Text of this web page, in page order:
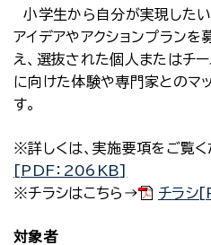
小学生から自分が実現したい
アイデアやアクションプランを
え、選抜された個人またはチ
に向けた体験や専門家とのマ
す。
※詳しくは、実施要項をご覧
[PDF：206KB]
※チラシはこちら→
チラシ
対象者